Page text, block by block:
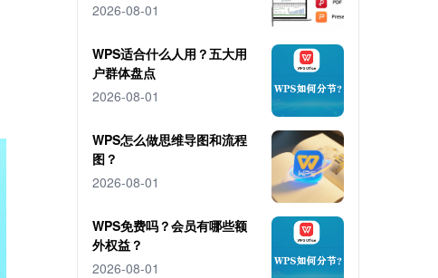
2026-08-01
WPS适合什么人用？五大用
户群体盘点
2026-08-01
WPS怎么做思维导图和流程
图？
2026-08-01
WPS免费吗？会员有哪些额
外权益？
2026-08-01